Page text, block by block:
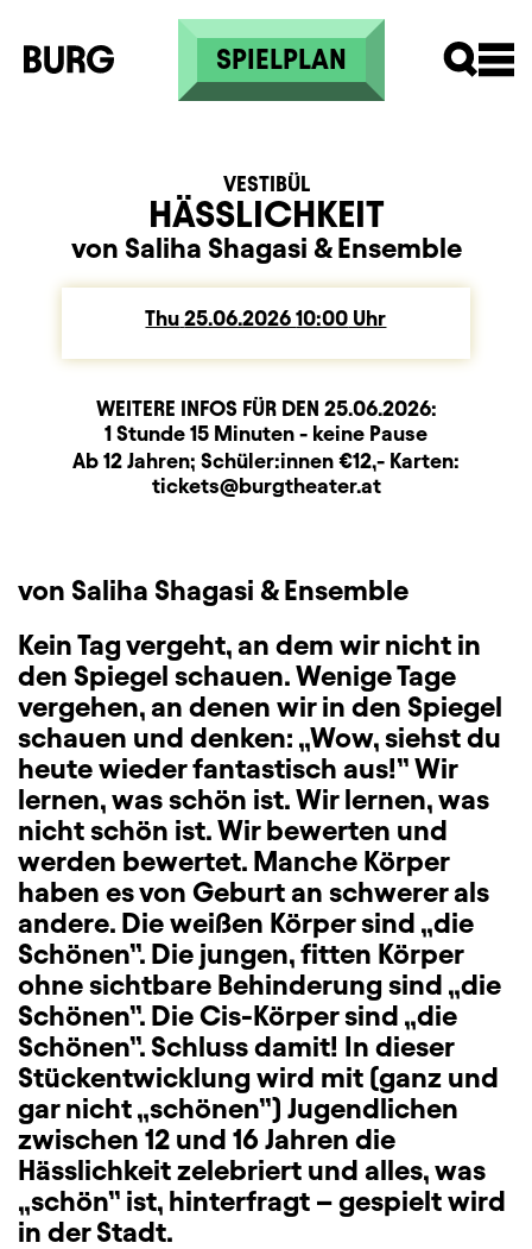
Skip to main content
SPIELPLAN
HÄSSLICHKEIT
VESTIBÜL
von Saliha Shagasi &Ensemble
Thu Thursday
25.06.202610:00 Uhr
WEITERE INFOS FÜR DEN 25.06.2026:
BeschreibungInformation
Dauer und Pausen
1 Stunde 15 Minuten - keine Pause
Zusatzinformation
Ab 12 Jahren; Schüler:innen €12,- Karten:
tickets@burgtheater.at
von Saliha Shagasi & Ensemble
Kein Tag vergeht, an dem wir nicht in
den Spiegel schauen. Wenige Tage
vergehen, an denen wir in den Spiegel
schauen und denken: „Wow, siehst du
heute wieder fantastisch aus!” Wir
lernen, was schön ist. Wir lernen, was
nicht schön ist. Wir bewerten und
werden bewertet. Manche Körper
haben es von Geburt an schwerer als
andere. Die weißen Körper sind „die
Schönen”. Die jungen, fitten Körper
ohne sichtbare Behinderung sind „die
Schönen”. Die Cis-Körper sind „die
Schönen”. Schluss damit! In dieser
Stückentwicklung wird mit (ganz und
gar nicht „schönen”) Jugendlichen
zwischen 12 und 16 Jahren die
Hässlichkeit zelebriert und alles, was
„schön” ist, hinterfragt – gespielt wird
in der Stadt.